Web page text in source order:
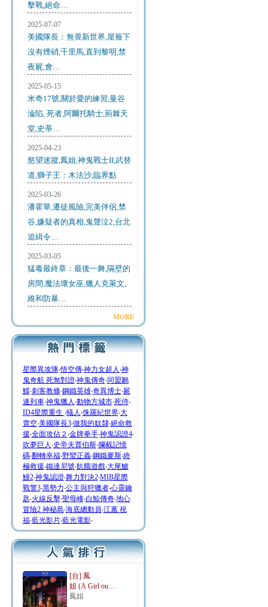
擊戰,絕命…
2025-07-07
美國隊長：無畏新世界,屋簷下
沒有煙硝,千里馬,直到黎明,禁
夜屍,會…
2025-05-15
米奇17號,關於愛的練習,曼谷
淪陷, 死者,阿爾托騎士,荊棘天
堂,史蒂…
2025-04-23
慾望迷蹤,鳳姐,神鬼戰士II,武替
道,獅子王：木法沙,臨界點
2025-03-26
潘霍華,遷徒風險,完美伴侶,禁
谷,嫌疑者的真相,鬼聲泣2,台北
追緝令…
2025-03-05
猛毒最終章：最後一舞,隔壁的
房間,魔法壞女巫,獵人克萊文,
維和防暴…
MORE
星際異攻隊‧悟空傳‧神力女超人 ‧神
鬼奇航 死無對證‧神鬼傳奇‧同盟鶼
鰈‧刺客教條‧鋼鐵英雄‧奇異博士‧屍
速列車‧神鬼獵人 ‧動物方城市‧死侍‧
ID4星際重生 ‧蟻人 ‧侏羅紀世界‧大
賣空‧美國隊長3‧做我的奴隸‧絕命救
援‧全面攻佔２ ‧金牌拳手‧神鬼認證4‧
吹夢巨人 ‧史帝夫賈伯斯‧攔截記憶
碼‧翻轉幸福‧野蠻正義‧鋼鐵麥斯‧終
極救援‧鐵達尼號‧飢餓遊戲‧大尾鱸
鰻2‧神鬼認證‧舞力對決2‧MIB星際
戰警3‧黑勢力‧公主與狩獵者‧心靈鑰
匙‧火線反擊‧聖母峰‧白鯨傳奇‧地心
冒險2 神秘島‧海底總動員‧江蕙 祝
福‧藍光影片‧藍光電影‧
[台] 鳳
姐 (A Girl ou…
鳳姐